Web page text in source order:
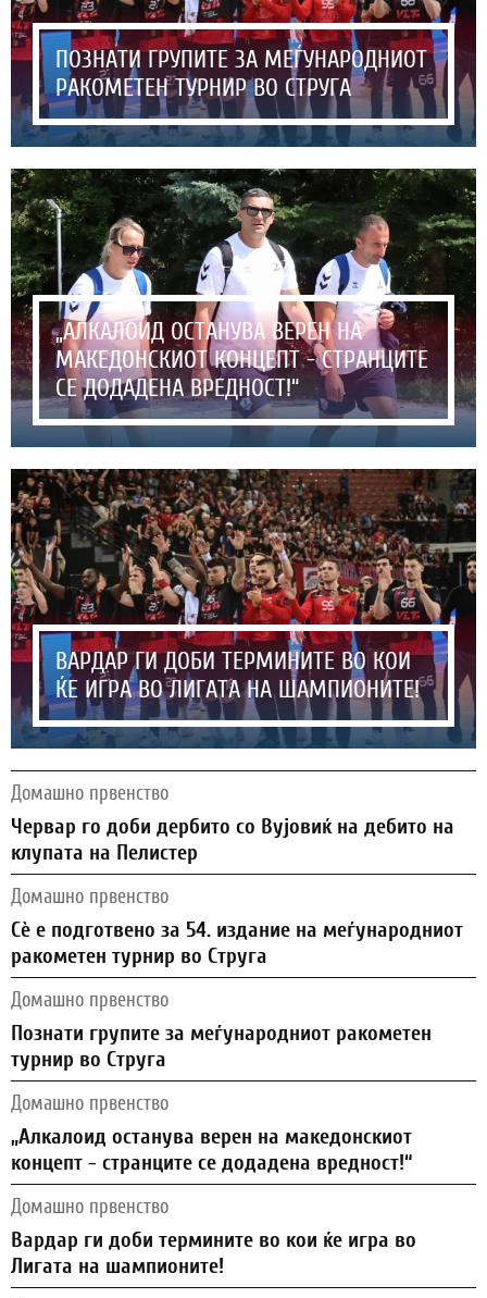
ПОЗНАТИ ГРУПИТЕ ЗА МЕЃУНАРОДНИОТ
РАКОМЕТЕН ТУРНИР ВО СТРУГА
„АЛКАЛОИД ОСТАНУВА ВЕРЕН НА
МАКЕДОНСКИОТ КОНЦЕПТ - СТРАНЦИТЕ
СЕ ДОДАДЕНА ВРЕДНОСТ!“
ВАРДАР ГИ ДОБИ ТЕРМИНИТЕ ВО КОИ
ЌЕ ИГРА ВО ЛИГАТА НА ШАМПИОНИТЕ!
Домашно првенство
Червар го доби дербито со Вујовиќ на дебито на
клупата на Пелистер
Домашно првенство
Сѐ е подготвено за 54. издание на меѓународниот
ракометен турнир во Струга
Домашно првенство
Познати групите за меѓународниот ракометен
турнир во Струга
Домашно првенство
„Алкалоид останува верен на македонскиот
концепт - странците се додадена вредност!“
Домашно првенство
Вардар ги доби термините во кои ќе игра во
Лигата на шампионите!